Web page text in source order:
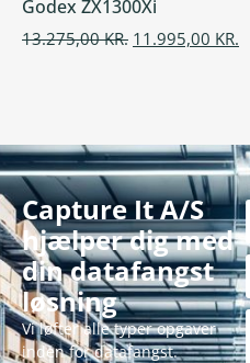
Godex ZX1300Xi
13.275,00KR. 11.995,00 KR.
Capture It A/S
hjælper dig med
din datafangst
løsning
Vi løfter alle typer opgaver
inden for datafangst.